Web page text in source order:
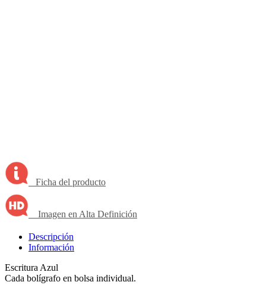
Ficha del producto
Imagen en Alta Definición
Descripción
Información
Escritura Azul
Cada bolígrafo en bolsa individual.